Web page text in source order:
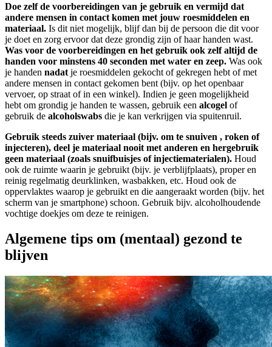
Doe zelf de voorbereidingen van je gebruik en vermijd dat
andere mensen in contact komen met jouw roesmiddelen en
materiaal. Is dit niet mogelijk, blijf dan bij de persoon die dit voor
je doet en zorg ervoor dat deze grondig zijn of haar handen wast.
Was voor de voorbereidingen en het gebruik ook zelf altijd de
handen voor minstens 40 seconden met water en zeep. Was ook
je handen nadat je roesmiddelen gekocht of gekregen hebt of met
andere mensen in contact gekomen bent (bijv. op het openbaar
vervoer, op straat of in een winkel). Indien je geen mogelijkheid
hebt om grondig je handen te wassen, gebruik een alcogel of
gebruik de alcoholswabs die je kan verkrijgen via spuitenruil.
Gebruik steeds zuiver materiaal (bijv. om te snuiven , roken of
injecteren), deel je materiaal nooit met anderen en hergebruik
geen materiaal (zoals snuifbuisjes of injectiematerialen). Houd
ook de ruimte waarin je gebruikt (bijv. je verblijfplaats), proper en
reinig regelmatig deurklinken, wasbakken, etc. Houd ook de
oppervlaktes waarop je gebruikt en die aangeraakt worden (bijv. het
scherm van je smartphone) schoon. Gebruik bijv. alcoholhoudende
vochtige doekjes om deze te reinigen.
Algemene tips om (mentaal) gezond te
blijven